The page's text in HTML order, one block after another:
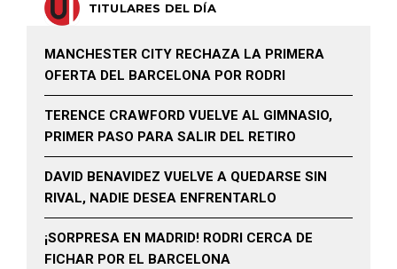
TITULARES DEL DÍA
MANCHESTER CITY RECHAZA LA PRIMERA
OFERTA DEL BARCELONA POR RODRI
TERENCE CRAWFORD VUELVE AL GIMNASIO,
PRIMER PASO PARA SALIR DEL RETIRO
DAVID BENAVIDEZ VUELVE A QUEDARSE SIN
RIVAL, NADIE DESEA ENFRENTARLO
¡SORPRESA EN MADRID! RODRI CERCA DE
FICHAR POR EL BARCELONA